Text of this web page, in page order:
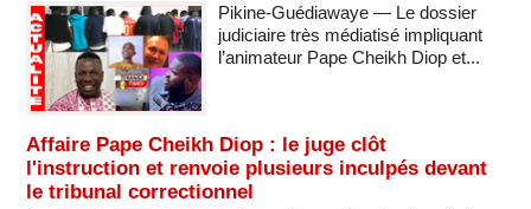
Pikine-Guédiawaye — Le dossier
judiciaire très médiatisé impliquant
l’animateur Pape Cheikh Diop et...
Affaire Pape Cheikh Diop : le juge clôt
l'instruction et renvoie plusieurs inculpés devant
le tribunal correctionnel